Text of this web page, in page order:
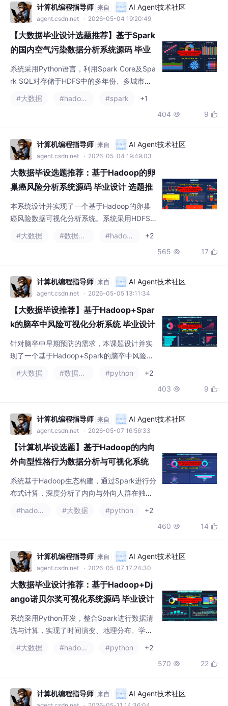
征、城市对比、相关性及气象影响等核心分析
功能，旨在将复杂的环境数据转化为直观的图
表，为理解空气污染现状提供一种便捷的技术
途径。
计算机编程指导师 来自 AI Agent技术社区
agent.csdn.net · 2026-05-04 19:20:49
【大数据毕业设计选题推荐】基于Spark
的国内空气污染数据分析系统源码 毕业
设计 选题推荐 毕设选题 数据分析 机器
学习 数据挖掘
系统采用Python语言，利用Spark Core及Spa
rk SQL对存储于HDFS中的多年份、多城市污
染数据进行高效计算与处理，后端采用Django
框架提供数据接口，前端通过Vue与Echarts实
数据研究提供了一个可行的大数据解决方案。
#大数据 #hadoop #spark
+1
404  9 
计算机编程指导师 来自 AI Agent技术社区
agent.csdn.net · 2026-05-04 19:49:03
大数据毕设选题推荐：基于Hadoop的卵
巢癌风险分析系统源码 毕业设计 选题推
荐 毕设选题 数据分析 机器学习 数据挖
掘
本系统设计并实现了一个基于Hadoop的卵巢
癌风险数据可视化分析系统。系统采用HDFS
存储海量医疗数据，利用Spark进行高效分布
harts实现交互式数据可视化，将复杂的分析结
果以图表形式直观呈现，辅助研究人员进行风
险洞察。
#大数据 #数据挖掘 #hadoop
+2
565  17 
计算机编程指导师 来自 AI Agent技术社区
agent.csdn.net · 2026-05-05 13:11:34
【大数据毕设推荐】基于Hadoop+Spar
k的脑卒中风险可视化分析系统 毕业设计
选题推荐 毕设选题 数据分析 机器学习
数据挖掘
针对脑卒中早期预防的需求，本课题设计并实
现了一个基于Hadoop+Spark的脑卒中风险可
视化分析系统。系统后端采用Python与Djang
o框架，利用Spark SQL对海量医疗数据进行
入Apriori算法挖掘高风险症状组合，并运用K-
Means算法对患者进行分群画像。最终通过Ec
harts将分析结果以图表形式生动呈
#大数据 #数据挖掘 #python
+2
403  9 
计算机编程指导师 来自 AI Agent技术社区
agent.csdn.net · 2026-05-07 16:56:33
【计算机毕设选题】基于Hadoop的内向
外向型性格行为数据分析与可视化系统
源码 毕业设计 选题推荐 毕设选题 数据
分析 机器学习 数据挖掘
系统基于Hadoop生态构建，通过Spark进行分
布式计算，深度分析了内向与外向人群在独处
时间、社交活动参与度及数字化社交频率上的
显著差异。利用K-means聚类算法识别典型行
为模式提供了客观的数据支撑。
#hadoop #大数据 #python
+2
460  14 
计算机编程指导师 来自 AI Agent技术社区
agent.csdn.net · 2026-05-07 17:24:30
大数据毕业设计推荐：基于Hadoop+Dj
ango诺贝尔奖可视化系统源码 毕业设计
选题推荐 毕设选题 数据分析 机器学习
数据挖掘
系统采用Python开发，整合Spark进行数据清
洗与计算，实现了时间演变、地理分布、学科
特征等多维度分析。前端利用ECharts将复杂
的统计结果直观展示，帮助用户洞察科研趋势
#大数据 #hadoop #python
+2
570  22 
计算机编程指导师 来自 AI Agent技术社区